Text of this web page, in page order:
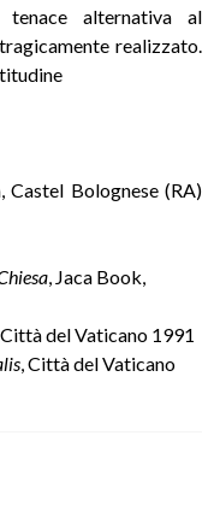
alternativa al
realizzato.
Castel Bolognese (RA)
, Jaca Book,
Città del Vaticano 1991
, Città del Vaticano